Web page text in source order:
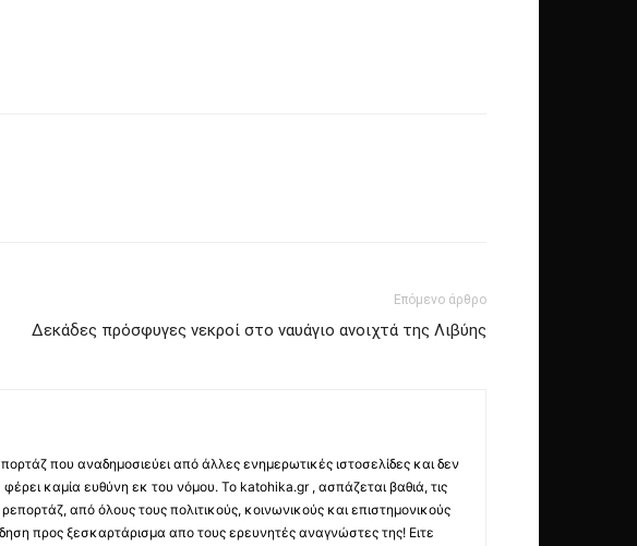
Επόμενο άρθρο
Δεκάδες πρόσφυγες νεκροί στο ναυάγιο ανοιχτά της Λιβύης
που αναδημοσιεύει από άλλες ενημερωτικές ιστοσελίδες και δεν
καμία ευθύνη εκ του νόμου. Το katohika.gr , ασπάζεται βαθιά, τις
από όλους τους πολιτικούς, κοινωνικούς και επιστημονικούς
προς ξεσκαρτάρισμα απο τους ερευνητές αναγνώστες της! Ειτε